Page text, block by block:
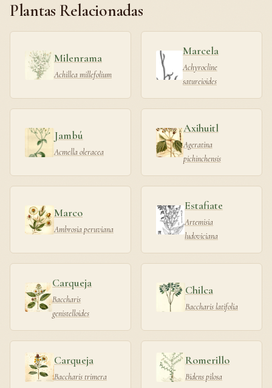
Plantas Relacionadas
Milenrama
Achillea millefolium
Marcela
Achyrocline
satureioides
Jambú
Acmella oleracea
Axihuitl
Ageratina
pichinchensis
Marco
Ambrosia peruviana
Estafiate
Artemisia
ludoviciana
Carqueja
Baccharis
genistelloides
Chilca
Baccharis latifolia
Carqueja
Baccharis trimera
Romerillo
Bidens pilosa